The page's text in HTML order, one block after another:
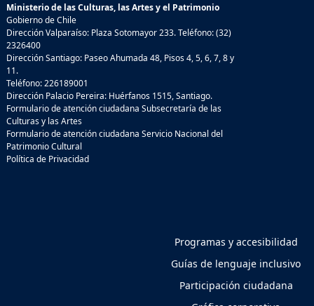
Ministerio de las Culturas, las Artes y el Patrimonio
Gobierno de Chile
Dirección Valparaíso: Plaza Sotomayor 233. Teléfono: (32)
2326400
Dirección Santiago: Paseo Ahumada 48, Pisos 4, 5, 6, 7, 8 y
11.
Teléfono: 226189001
Dirección Palacio Pereira: Huérfanos 1515, Santiago.
Formulario de atención ciudadana Subsecretaría de las
Culturas y las Artes
Formulario de atención ciudadana Servicio Nacional del
Patrimonio Cultural
Política de Privacidad
Programas y accesibilidad
Guías de lenguaje inclusivo
Participación ciudadana